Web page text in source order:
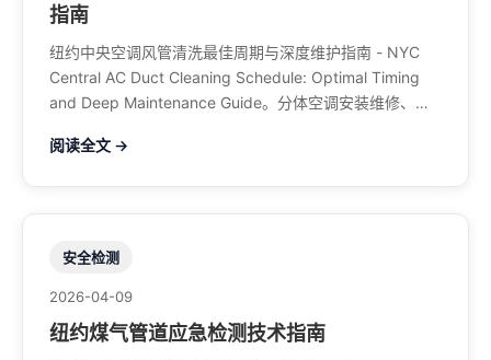
指南
纽约中央空调风管清洗最佳周期与深度维护指南 - NYC
Central AC Duct Cleaning Schedule: Optimal Timing
and Deep Maintenance Guide。分体空调安装维修、中
桩。电话：929-708-8979
阅读全文 →
安全检测
2026-04-09
纽约煤气管道应急检测技术指南